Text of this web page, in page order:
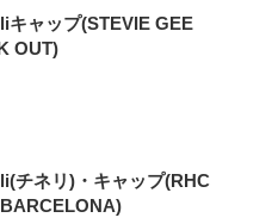
キャップ(STEVIE GEE
OUT)
チネリ)・キャップ(RHC